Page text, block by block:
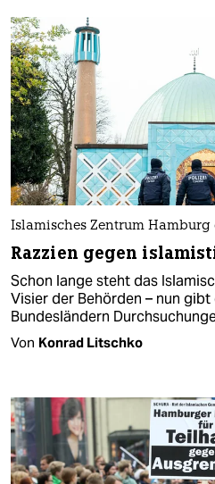
Islamisches Zentrum Hamburg
Razzien gegen
Schon lange steht das
Visier der Behörden – nun
Bundesländern
Von Konrad Litschko